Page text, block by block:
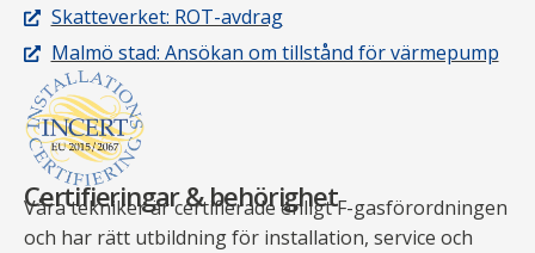
Certifieringar & behörighet
Våra tekniker är certifierade enligt F-gasförordningen
och har rätt utbildning för installation, service och
Skatteverket: ROT-avdrag
Malmö stad: Ansökan om tillstånd för värmepump